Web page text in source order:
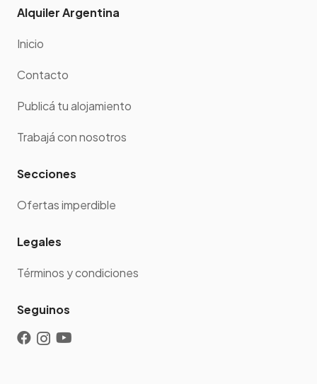
Alquiler Argentina
Inicio
Contacto
Publicá tu alojamiento
Trabajá con nosotros
Secciones
Ofertas imperdible
Legales
Términos y condiciones
Seguinos